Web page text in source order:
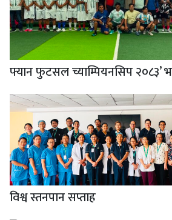
फ्यान फुटसल च्याम्पियनसिप २०८३’
विश्व स्तनपान सप्ताह